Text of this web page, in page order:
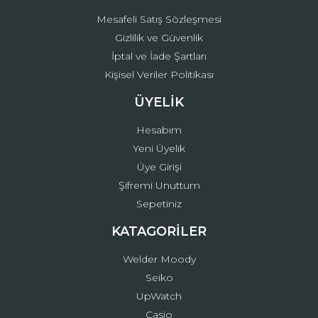
Mesafeli Satış Sözleşmesi
Gizlilik ve Güvenlik
İptal ve İade Şartları
Kişisel Veriler Politikası
ÜYELİK
Hesabım
Yeni Üyelik
Üye Girişi
Şifremi Unuttum
Sepetiniz
KATAGORİLER
Welder Moody
Seiko
UpWatch
Casio